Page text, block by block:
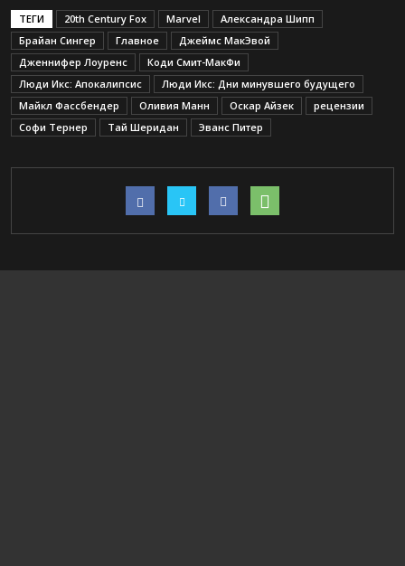
ТЕГИ 20th Century Fox Marvel
Александра Шипп
Брайан Сингер
Главное
Джеймс МакЭвой
Дженнифер Лоуренс
Коди Смит-МакФи
Люди Икс: Апокалипсис
Люди Икс: Дни минувшего будущего
Майкл Фассбендер
Оливия Манн Оскар Айзек
рецензии
Софи Тернер
Тай Шеридан Эванс Питер